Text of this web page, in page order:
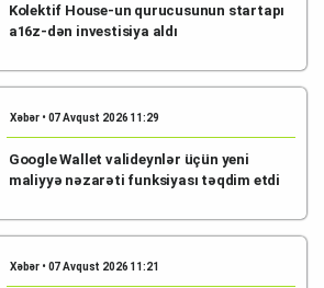
Kolektif House-un qurucusunun startapı
a16z-dən investisiya aldı
Xəbər • 07 Avqust 2026 11:29
Google Wallet valideynlər üçün yeni
maliyyə nəzarəti funksiyası təqdim etdi
Xəbər • 07 Avqust 2026 11:21